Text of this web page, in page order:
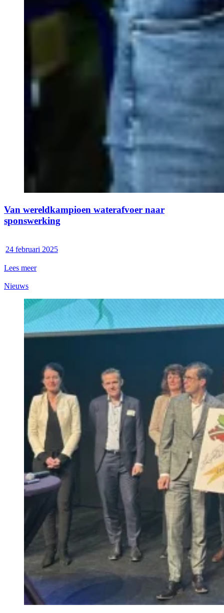
Van wereldkampioen waterafvoer naar
sponswerking
24 februari 2025
Lees meer
Nieuws